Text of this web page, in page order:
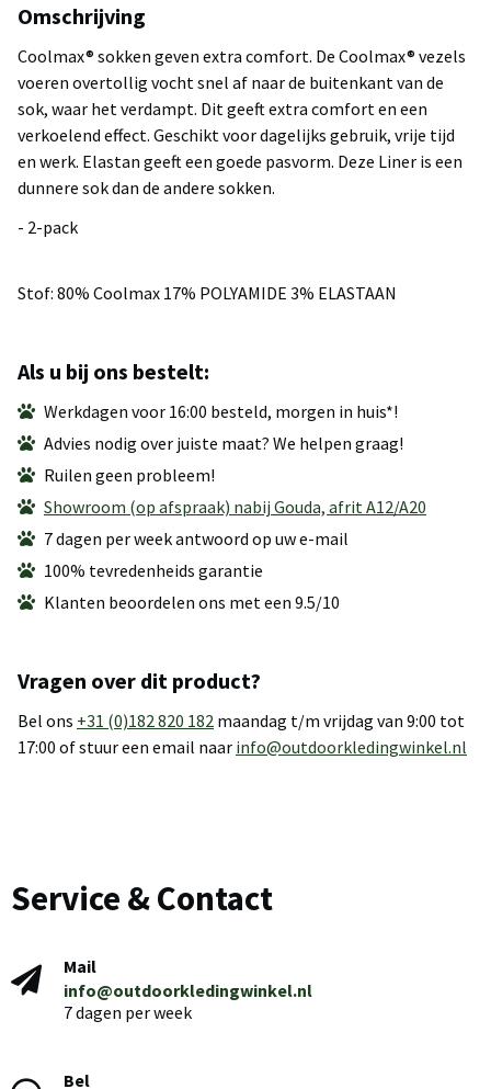
Omschrijving
Coolmax® sokken geven extra comfort. De Coolmax® vezels
voeren overtollig vocht snel af naar de buitenkant van de
sok, waar het verdampt. Dit geeft extra comfort en een
verkoelend effect. Geschikt voor dagelijks gebruik, vrije tijd
en werk. Elastan geeft een goede pasvorm. Deze Liner is een
dunnere sok dan de andere sokken.
- 2-pack
Stof: 80% Coolmax 17% POLYAMIDE 3% ELASTAAN
Als u bij ons bestelt:
Werkdagen voor 16:00 besteld, morgen in huis*!
Advies nodig over juiste maat? We helpen graag!
Ruilen geen probleem!
Showroom (op afspraak) nabij Gouda, afrit A12/A20
7 dagen per week antwoord op uw e-mail
100% tevredenheids garantie
Klanten beoordelen ons met een 9.5/10
Vragen over dit product?
Bel ons +31 (0)182 820 182 maandag t/m vrijdag van 9:00 tot
17:00 of stuur een email naar info@outdoorkledingwinkel.nl
Service & Contact
Mail
info@outdoorkledingwinkel.nl
7 dagen per week
Bel